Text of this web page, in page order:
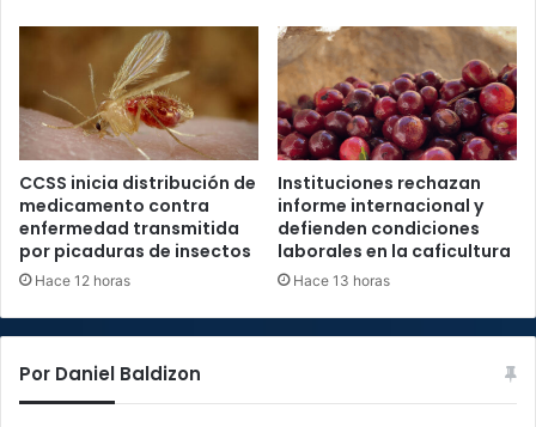
CCSS inicia distribución de
medicamento contra
enfermedad transmitida
por picaduras de insectos
Hace 12 horas
Instituciones rechazan
informe internacional y
defienden condiciones
laborales en la caficultura
Hace 13 horas
Por Daniel Baldizon